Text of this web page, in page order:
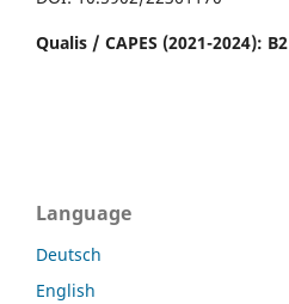
Qualis / CAPES (2021-2024): B2
Language
Deutsch
English